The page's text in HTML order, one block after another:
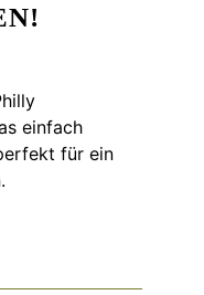
einfach
für ein